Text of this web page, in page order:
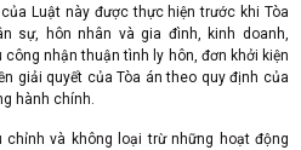
Luật này được thực hiện trước khi Tòa
sự, hôn nhân và gia đình, kinh doanh,
nhận thuận tình ly hôn, đơn khởi kiện
giải quyết của Tòa án theo quy định của
hành chính.
và không loại trừ những hoạt động